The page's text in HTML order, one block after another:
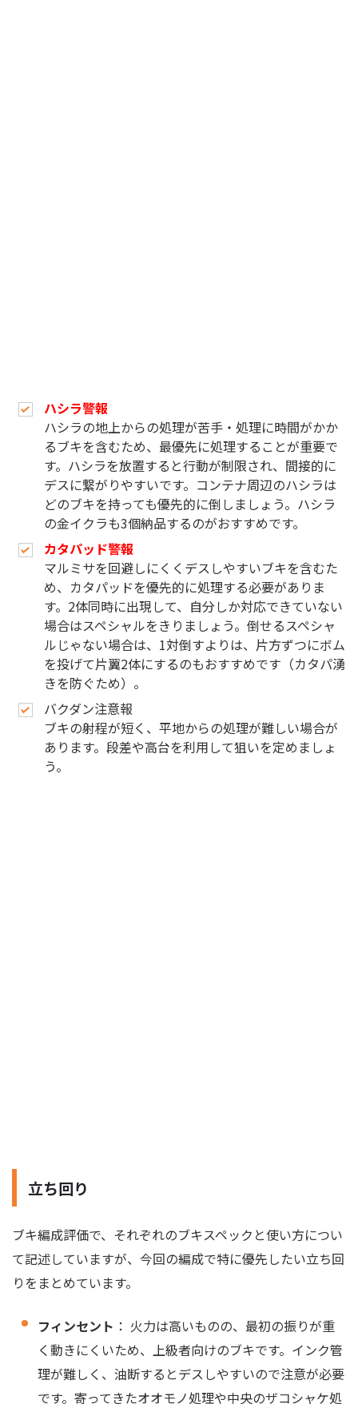
ハシラ警報
ハシラの地上からの処理が苦手・処理に時間がかか
るブキを含むため、最優先に処理することが重要で
す。ハシラを放置すると行動が制限され、間接的に
デスに繋がりやすいです。コンテナ周辺のハシラは
どのブキを持っても優先的に倒しましょう。ハシラ
の金イクラも3個納品するのがおすすめです。
カタパッド警報
マルミサを回避しにくくデスしやすいブキを含むた
め、カタパッドを優先的に処理する必要がありま
す。2体同時に出現して、自分しか対応できていない
場合はスペシャルをきりましょう。倒せるスペシャ
ルじゃない場合は、1対倒すよりは、片方ずつにボム
を投げて片翼2体にするのもおすすめです（カタパ湧
きを防ぐため）。
バクダン注意報
ブキの射程が短く、平地からの処理が難しい場合が
あります。段差や高台を利用して狙いを定めましょ
う。
立ち回り
ブキ編成評価で、それぞれのブキスペックと使い方につい
て記述していますが、今回の編成で特に優先したい立ち回
りをまとめています。
フィンセント ： 火力は高いものの、最初の振りが重
く動きにくいため、上級者向けのブキです。インク管
理が難しく、油断するとデスしやすいので注意が必要
です。寄ってきたオオモノ処理や中央のザコシャケ処